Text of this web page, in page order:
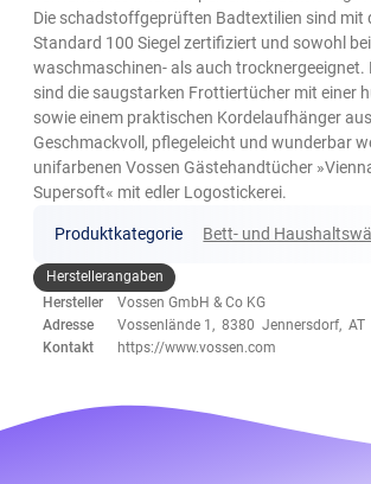
Die schadstoffgeprüften Badtextilien sind mit
Standard 100 Siegel zertifiziert und sowohl bei
waschmaschinen- als auch trocknergeeignet.
sind die saugstarken Frottiertücher mit einer
sowie einem praktischen Kordelaufhänger
Geschmackvoll, pflegeleicht und wunderbar
unifarbenen Vossen Gästehandtücher
Supersoft« mit edler Logostickerei.
Produktkategorie Bett- und
Herstellerangaben
Hersteller
Vossen GmbH & Co KG
Adresse
Vossenlände 1, 8380 Jennersdorf, AT
Kontakt
https://www.vossen.com